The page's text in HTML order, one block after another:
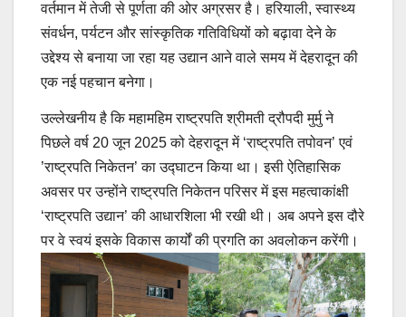
वर्तमान में तेजी से पूर्णता की ओर अग्रसर है। हरियाली, स्वास्थ्य
संवर्धन, पर्यटन और सांस्कृतिक गतिविधियों को बढ़ावा देने के
उद्देश्य से बनाया जा रहा यह उद्यान आने वाले समय में देहरादून की
एक नई पहचान बनेगा।
उल्लेखनीय है कि महामहिम राष्ट्रपति श्रीमती द्रौपदी मुर्मु ने
पिछले वर्ष 20 जून 2025 को देहरादून में ‘राष्ट्रपति तपोवन’ एवं
’राष्ट्रपति निकेतन’ का उद्घाटन किया था। इसी ऐतिहासिक
अवसर पर उन्होंने राष्ट्रपति निकेतन परिसर में इस महत्वाकांक्षी
‘राष्ट्रपति उद्यान’ की आधारशिला भी रखी थी। अब अपने इस दौरे
पर वे स्वयं इसके विकास कार्यों की प्रगति का अवलोकन करेंगी।